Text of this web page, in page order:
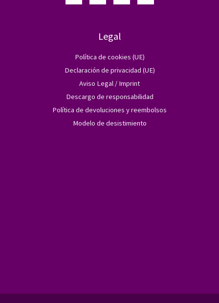
Legal
Política de cookies (UE)
Declaración de privacidad (UE)
Aviso Legal / Imprint
Descargo de responsabilidad
Política de devoluciones y reembolsos
Modelo de desistimiento